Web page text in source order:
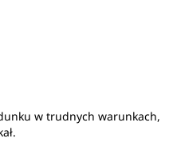
w trudnych warunkach,